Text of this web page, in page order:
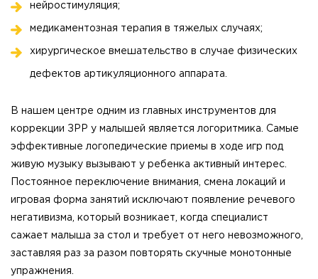
нейростимуляция;
медикаментозная терапия в тяжелых случаях;
хирургическое вмешательство в случае физических
дефектов артикуляционного аппарата.
В нашем центре одним из главных инструментов для
коррекции ЗРР у малышей является логоритмика. Самые
эффективные логопедические приемы в ходе игр под
живую музыку вызывают у ребенка активный интерес.
Постоянное переключение внимания, смена локаций и
игровая форма занятий исключают появление речевого
негативизма, который возникает, когда специалист
сажает малыша за стол и требует от него невозможного,
заставляя раз за разом повторять скучные монотонные
упражнения.